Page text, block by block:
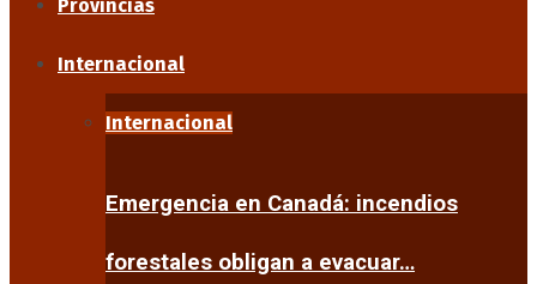
Provincias
Internacional
Internacional
Emergencia en Canadá: incendios
forestales obligan a evacuar…